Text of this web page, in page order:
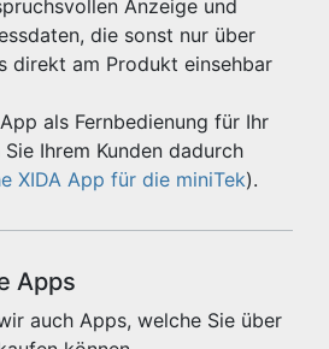
Anzeige und
die sonst nur über
direkt am Produkt einsehbar
als Fernbedienung für Ihr
Ihrem Kunden dadurch
XIDA App für die miniTek).
Apps
auch Apps, welche Sie über